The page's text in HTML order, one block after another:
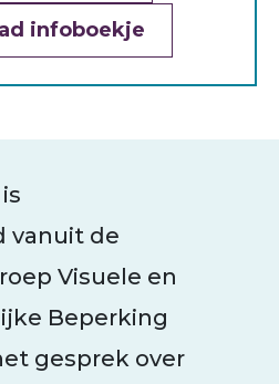
infoboekje
is
vanuit de
Visuele en
Beperking
gesprek over